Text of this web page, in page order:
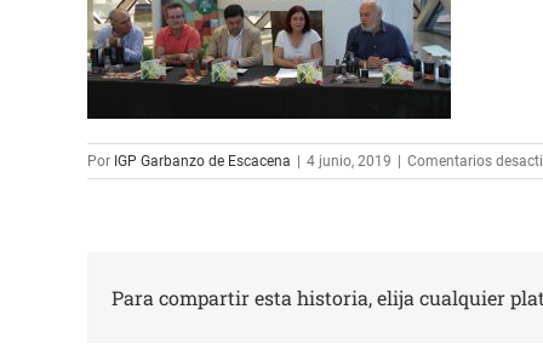
Por IGP Garbanzo de Escacena | 4 junio, 2019 | Comentarios
Para compartir esta historia, elija cualquier